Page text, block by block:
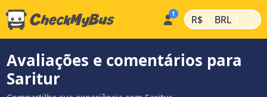
R$ | BRL |
Avaliações e comentários para
Saritur